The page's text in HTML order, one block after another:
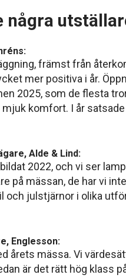
några
främst från
mer positiva i år.
2025, som de flesta
komfort. I år
Alde & Lind:
2022, och vi ser
på mässan, de har vi
och julstjärnor i olika
Englesson:
årets mässa. Vi
är det rätt hög klass